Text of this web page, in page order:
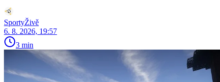
SportyŽivě
6. 8. 2026, 19:57
3 min